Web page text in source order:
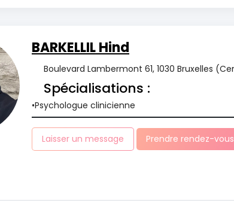
BARKELLIL Hind
Boulevard Lambermont 61, 1030 Bruxelles
Spécialisations :
Psychologue clinicienne
Laisser un message Prendre rendez-vous